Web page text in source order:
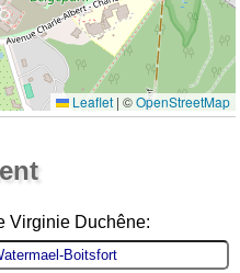
Leaflet | ©OpenStreetMap
Virginie Duchêne: